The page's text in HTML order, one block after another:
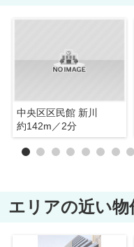
中央区区民館 新川
約142m／2分
エリアの近い物